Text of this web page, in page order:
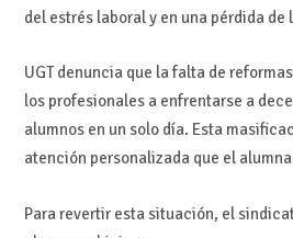
del estrés laboral y en una pérdida
UGT denuncia que la falta de
los profesionales a enfrentarse a
alumnos en un solo día. Esta
atención personalizada que el
Para revertir esta situación, el